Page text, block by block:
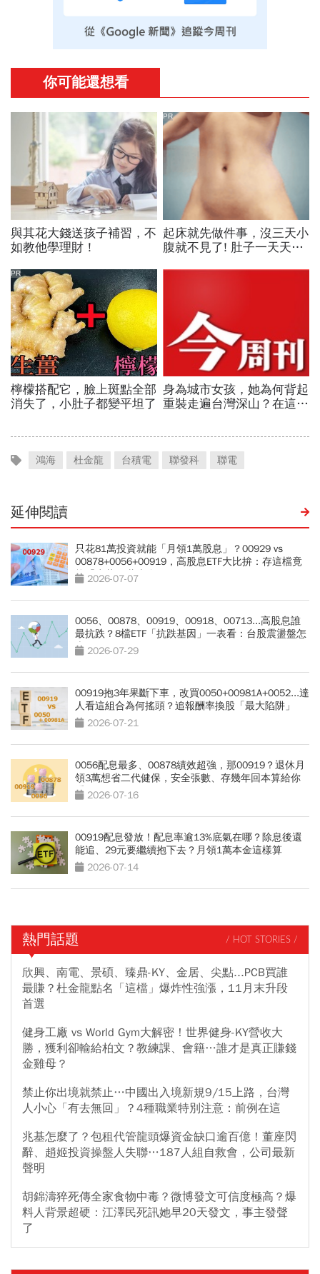
鴻海 杜金龍 台積電 聯發科 聯電
延伸閱讀
只花81萬投資就能「月領1萬股息」？00929 vs
00878+0056+00919，高股息ETF大比拚：存這檔竟
能「少花30萬本金」
2026-07-07
0056、00878、00919、00918、00713...高股息誰
最抗跌？8檔ETF「抗跌基因」一表看：台股震盪盤怎
麼買？
2026-07-29
00919抱3年果斷下車，改買0050+00981A+0052...達
人看這組合為何搖頭？追報酬率換股「最大陷阱」
2026-07-21
0056配息最多、00878績效超強，那00919？退休月
領3萬想省二代健保，安全張數、存幾年回本算給你
看 2026-07-16
00919配息發放！配息率逾13%底氣在哪？除息後還
能追、29元要繼續抱下去？月領1萬本金這樣算
2026-07-14
熱門話題 / HOT STORIES /
欣興、南電、景碩、臻鼎-KY、金居、尖點...PCB買誰
最賺？杜金龍點名「這檔」爆炸性強漲，11月末升段
首選
健身工廠 vs World Gym大解密！世界健身-KY營收大
勝，獲利卻輸給柏文？教練課、會籍…誰才是真正賺錢
金雞母？
禁止你出境就禁止…中國出入境新規9/15上路，台灣
人小心「有去無回」？4種職業特別注意：前例在這
兆基怎麼了？包租代管龍頭爆資金缺口逾百億！董座閃
辭、趙姬投資操盤人失聯…187人組自救會，公司最新
聲明
胡錦濤猝死傳全家食物中毒？微博發文可信度極高？爆
料人背景超硬：江澤民死訊她早20天發文，事主發聲
了